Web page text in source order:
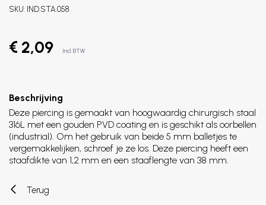
SKU: IND.STA.058
€ 2,09 Incl. BTW
Beschrijving
Deze piercing is gemaakt van hoogwaardig chirurgisch staal
316L met een gouden PVD coating en is geschikt als oorbellen
(industrial). Om het gebruik van beide 5 mm balletjes te
vergemakkelijken, schroef je ze los. Deze piercing heeft een
staafdikte van 1,2 mm en een staaflengte van 38 mm.
Terug